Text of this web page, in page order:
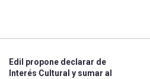
Edil propone declarar de
Interés Cultural y sumar al